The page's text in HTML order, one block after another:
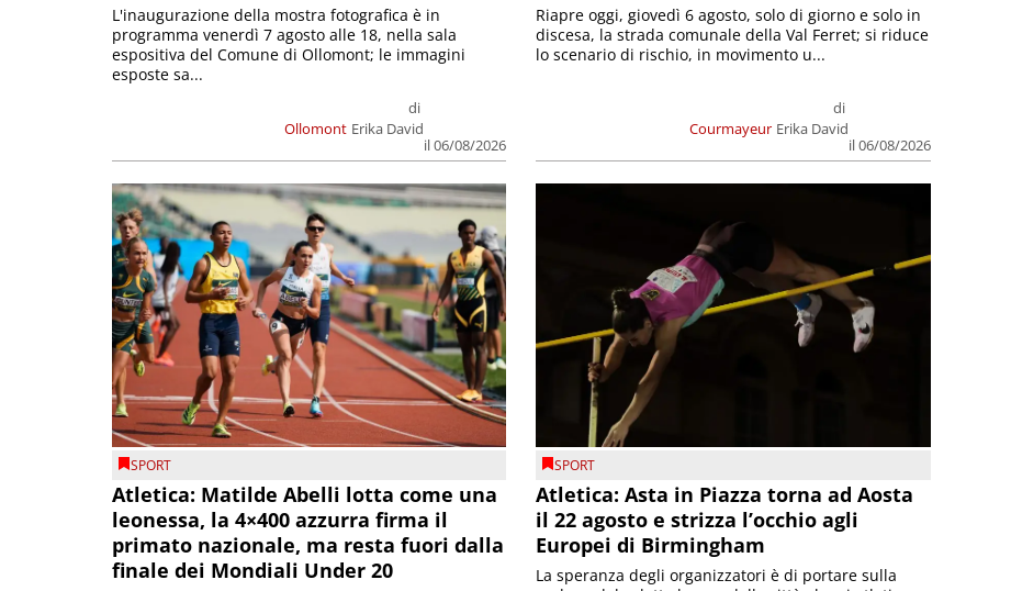
Ollomont
di
Erika David
il 06/08/2026
L'inaugurazione della mostra fotografica è in
programma venerdì 7 agosto alle 18, nella sala
espositiva del Comune di Ollomont; le immagini
esposte sa...
Courmayeur
di
Erika David
il 06/08/2026
Riapre oggi, giovedì 6 agosto, solo di giorno e solo in
discesa, la strada comunale della Val Ferret; si riduce
lo scenario di rischio, in movimento u...
SPORT
Atletica: Matilde Abelli lotta come una
leonessa, la 4×400 azzurra firma il
primato nazionale, ma resta fuori dalla
finale dei Mondiali Under 20
SPORT
Atletica: Asta in Piazza torna ad Aosta
il 22 agosto e strizza l’occhio agli
Europei di Birmingham
La speranza degli organizzatori è di portare sulla